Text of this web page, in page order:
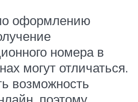
оформлению
номера в
могут отличаться.
возможность
поэтому